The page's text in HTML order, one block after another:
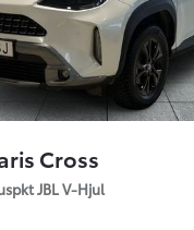
Cross
JBL V-Hjul